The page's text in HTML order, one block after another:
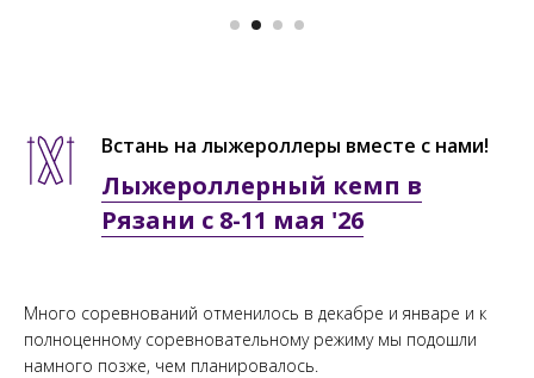
Встань на лыжероллеры вместе с нами!
Лыжероллерный кемп в
Рязани с 8-11 мая '26
Много соревнований отменилось в декабре и январе и к
полноценному соревновательному режиму мы подошли
намного позже, чем планировалось.